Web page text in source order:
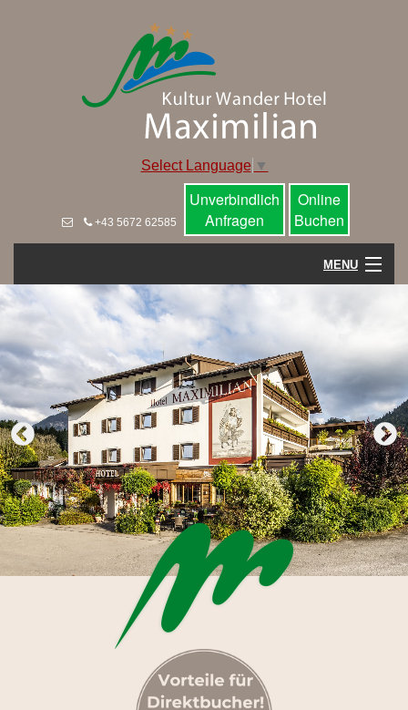
Select Language ▼
+43 5672 62585
Unverbindlich
Anfragen
Online
Buchen
MENU
Home
Hotel
Wohnen im Maximilian
Kulinarik
Work & Travel
Winter
Sommer